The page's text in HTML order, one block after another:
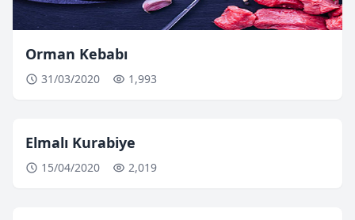
Orman Kebabı
31/03/2020 1,993
Elmalı Kurabiye
15/04/2020 2,019